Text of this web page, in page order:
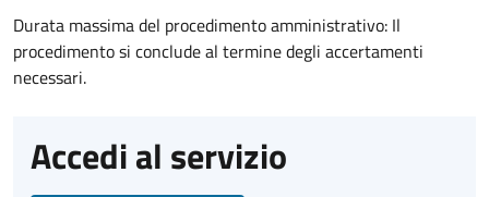
Durata massima del procedimento amministrativo: Il
procedimento si conclude al termine degli accertamenti
necessari.
Accedi al servizio